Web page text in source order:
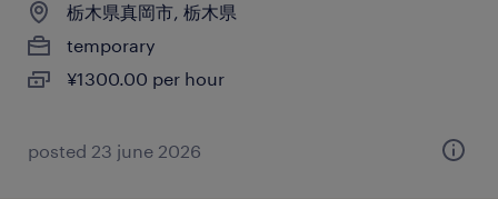
栃木県真岡市, 栃木県
temporary
¥1300.00 per hour
posted 23 june 2026